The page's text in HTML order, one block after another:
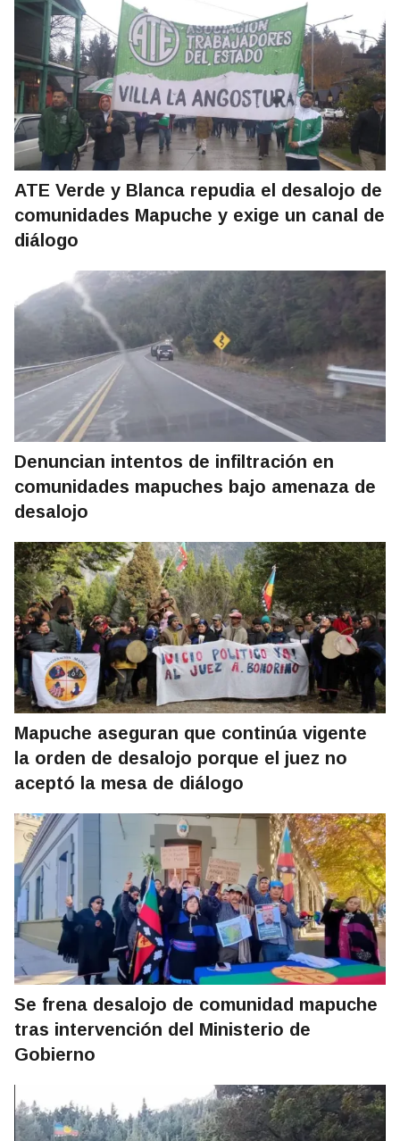
ATE Verde y Blanca repudia el desalojo de
comunidades Mapuche y exige un canal de
diálogo
Denuncian intentos de infiltración en
comunidades mapuches bajo amenaza de
desalojo
Mapuche aseguran que continúa vigente
la orden de desalojo porque el juez no
aceptó la mesa de diálogo
Se frena desalojo de comunidad mapuche
tras intervención del Ministerio de
Gobierno